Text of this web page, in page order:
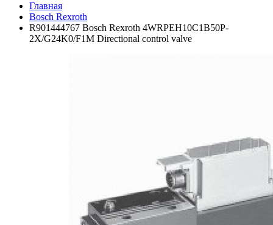
Главная
Bosch Rexroth
R901444767 Bosch Rexroth 4WRPEH10C1B50P-
2X/G24K0/F1M Directional control valve